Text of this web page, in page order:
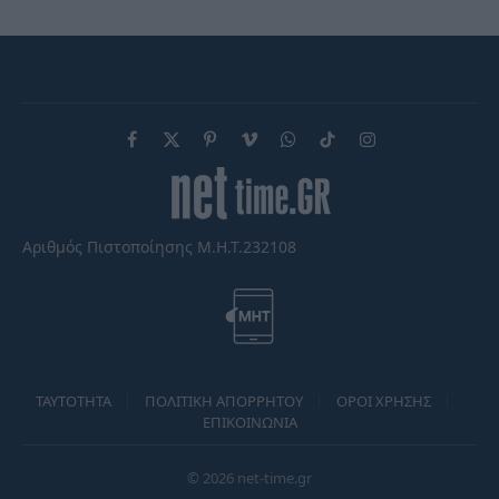
Facebook
X
(Twitter)
PinterestVimeoWhatsApp
TikTokInstagram
Αριθμός Πιστοποίησης Μ.Η.Τ.232108
TAYTOTHTA ΠΟΛΙΤΙΚΗ ΑΠΟΡΡΗΤΟΥ
ΟΡΟΙ ΧΡΗΣΗΣ
ΕΠΙΚΟΙΝΩΝΙΑ
© 2026 net-time.gr